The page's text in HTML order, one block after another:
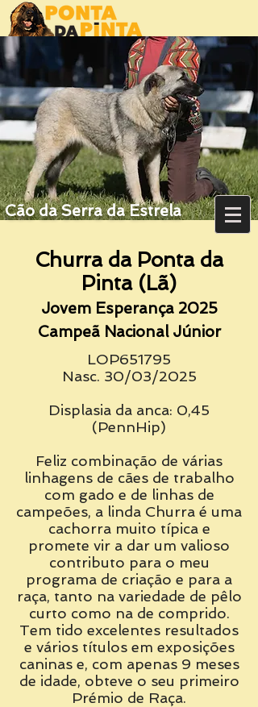
Cão da Serra da Estrela
Churra da Ponta da
Pinta (Lã)
Jovem Esperança 2025
Campeã Nacional Júnior
LOP651795
Nasc. 30/03/2025
Displasia da anca: 0,45
(PennHip)
Feliz combinação de várias
linhagens de cães de trabalho
com gado e de linhas de
campeões, a linda Churra é uma
cachorra muito típica e
promete vir a dar um valioso
contributo para o meu
programa de criação e para a
raça, tanto na variedade de pêlo
curto como na de comprido.
Tem tido excelentes resultados
e vários títulos em exposições
caninas e, com apenas 9 meses
de idade, obteve o seu primeiro
Prémio de Raça.